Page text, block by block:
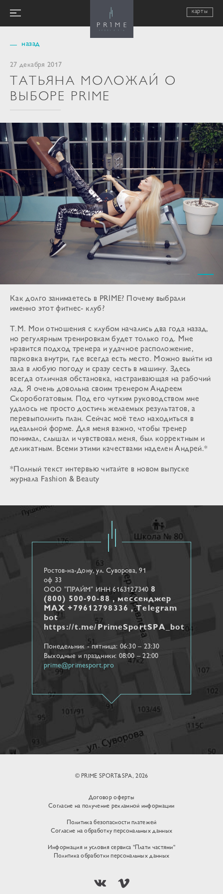
карты
назад
27 декабря 2017
ТАТЬЯНА МОЛОЖАЙ О
ВЫБОРЕ PRIME
Как долго занимаетесь в PRIME? Почему выбрали
именно этот фитнес- клуб?
Т.М. Мои отношения с клубом начались два года назад,
но регулярным тренировкам будет только год. Мне
нравится подход тренера и удачное расположение,
парковка внутри, где всегда есть место. Можно выйти из
зала в любую погоду и сразу сесть в машину. Здесь
всегда отличная обстановка, настраивающая на рабочий
лад. Я очень довольна своим тренером Андреем
Скоробогатовым. Под его чутким руководством мне
удалось не просто достичь желаемых результатов, а
перевыполнить план. Сейчас моё тело находиться в
идеальной форме. Для меня важно, чтобы тренер
понимал, слышал и чувствовал меня, был корректным и
деликатным. Всеми этими качествами наделен Андрей.*
*Полный текст интервью читайте в новом выпуске
журнала Fashion & Beauty
Ростов-на-Дону, ул. Cуворова, 91
оф 33
ООО "ПРАЙМ" ИНН 6163127340 8
(800) 500-90-88 , мессенджер
МАХ +79612798336 , Telegram
bot
https://t.me/PrimeSportSPA_bot
Понедельник - пятница: 06:30 – 23:30
Выходные и праздники: 08:00 – 22:00
prime@primesport.pro
© PRIME SPORT&SPA, 2026
Договор оферты
Согласие на получение рекламной информации
Политика безопасности платежей
Согласие на обработку персональных данных
Информация и условия сервиса "Плати частями"
Политика обработки персональных данных